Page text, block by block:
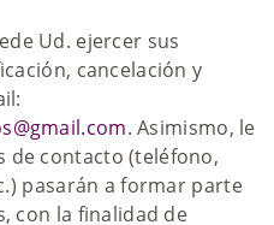
Ud. ejercer sus
cancelación y
. Asimismo, le
de contacto (teléfono,
pasarán a formar parte
con la finalidad de